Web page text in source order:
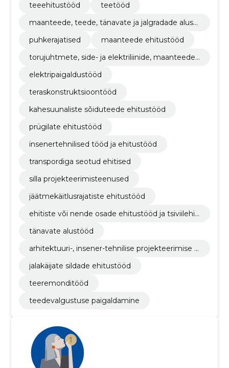
teeehitustööd
teetööd
maanteede, teede, tänavate ja jalgradade alust
puhkerajatised
maanteede ehitustööd
torujuhtmete, side- ja elektriliinide, maanteede,
nnakattetööd
elektripaigaldustööd
teraskonstruktsioontööd
kahesuunaliste sõiduteede ehitustööd
prügilate ehitustööd
insenertehnilised tööd ja ehitustööd
transpordiga seotud ehitised
silla projekteerimisteenused
jäätmekäitlusrajatiste ehitustööd
ehitiste või nende osade ehitustööd ja tsiviilehit
tänavate alustööd
arhitektuuri-, insener-tehnilise projekteerimise ja
jalakäijate sildade ehitustööd
teeremonditööd
teedevalgustuse paigaldamine